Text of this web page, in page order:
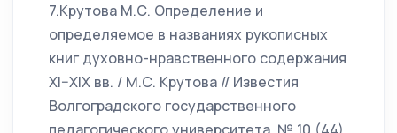
7.Крутова М.С. Определение и
определяемое в названиях рукописных
книг духовно-нравственного содержания
XI–XIX вв. / М.С. Крутова // Известия
Волгоградского государственного